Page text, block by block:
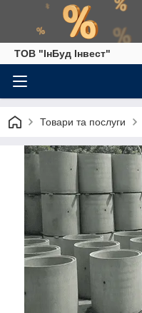
ТОВ "ІнБуд Інвест"
Товари та послуги